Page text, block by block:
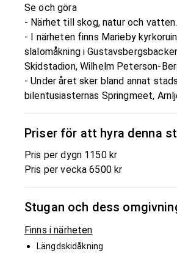
Se och göra
- Närhet till skog, natur och
- I närheten finns Marieby
slalomåkning i
Skidstadion, Wilhelm Peterson-
- Under året sker bland annat
bilentusiasternas Springmeet,
Priser för att hyra denna
Pris per dygn 1150 kr
Pris per vecka 6500 kr
Stugan och dess
Finns i närheten
Längdskidåkning